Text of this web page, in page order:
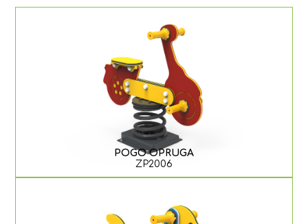
POGO OPRUGA
ZP2006